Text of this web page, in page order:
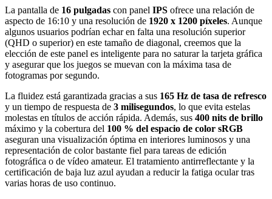
La pantalla de 16 pulgadas con panel IPS ofrece una relación de
aspecto de 16:10 y una resolución de 1920 x 1200 píxeles. Aunque
algunos usuarios podrían echar en falta una resolución superior
(QHD o superior) en este tamaño de diagonal, creemos que la
elección de este panel es inteligente para no saturar la tarjeta gráfica
y asegurar que los juegos se muevan con la máxima tasa de
fotogramas por segundo.
La fluidez está garantizada gracias a sus 165 Hz de tasa de refresco
y un tiempo de respuesta de 3 milisegundos, lo que evita estelas
molestas en títulos de acción rápida. Además, sus 400 nits de brillo
máximo y la cobertura del 100 % del espacio de color sRGB
aseguran una visualización óptima en interiores luminosos y una
representación de color bastante fiel para tareas de edición
fotográfica o de vídeo amateur. El tratamiento antirreflectante y la
certificación de baja luz azul ayudan a reducir la fatiga ocular tras
varias horas de uso continuo.